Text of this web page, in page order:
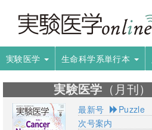
実験医学 生命科学系単行本
実験医学 （月刊）
最新号
Puzzle
次号案内